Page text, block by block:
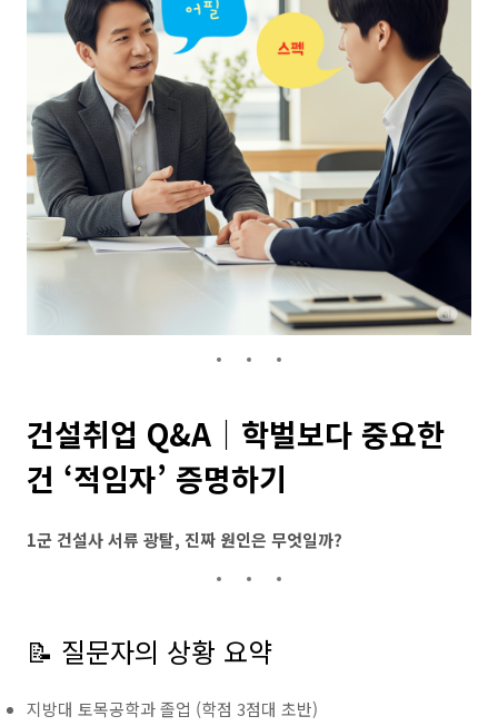
건설취업 Q&A｜학벌보다 중요한
건 ‘적임자’ 증명하기
1군 건설사 서류 광탈, 진짜 원인은 무엇일까?
📝 질문자의 상황 요약
지방대 토목공학과 졸업 (학점 3점대 초반)